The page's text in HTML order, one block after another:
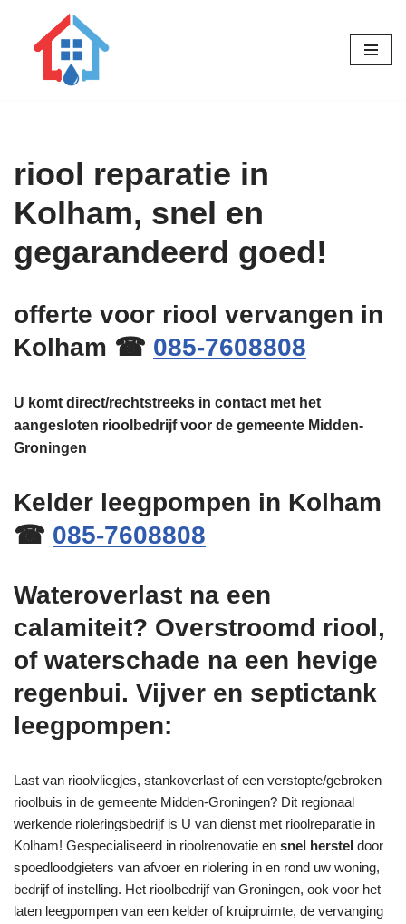
riool reparatie in
Kolham, snel en
gegarandeerd goed!
offerte voor riool vervangen in
Kolham ☎ 085-7608808
U komt direct/rechtstreeks in contact met het
aangesloten rioolbedrijf voor de gemeente Midden-
Groningen
Kelder leegpompen in Kolham
☎ 085-7608808
Wateroverlast na een
calamiteit? Overstroomd riool,
of waterschade na een hevige
regenbui. Vijver en septictank
leegpompen:
Last van rioolvliegjes, stankoverlast of een verstopte/gebroken
rioolbuis in de gemeente Midden-Groningen? Dit regionaal
werkende rioleringsbedrijf is U van dienst met rioolreparatie in
Kolham! Gespecialiseerd in rioolrenovatie en snel herstel door
spoedloodgieters van afvoer en riolering in en rond uw woning,
bedrijf of instelling. Het rioolbedrijf van Groningen, ook voor het
laten leegpompen van een kelder of kruipruimte, de vervanging